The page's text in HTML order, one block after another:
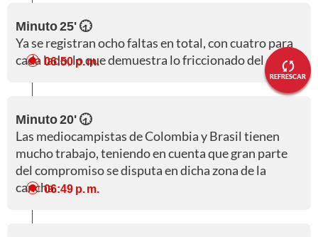
REFRESCAR
Minuto 25' 🕣
Ya se registran ocho faltas en total, con cuatro para
cada lado, lo que demuestra lo friccionado del duelo.
06:50 p. m.
Minuto 20' 🕣
Las mediocampistas de Colombia y Brasil tienen
mucho trabajo, teniendo en cuenta que gran parte
del compromiso se disputa en dicha zona de la
cancha.06:49 p. m.